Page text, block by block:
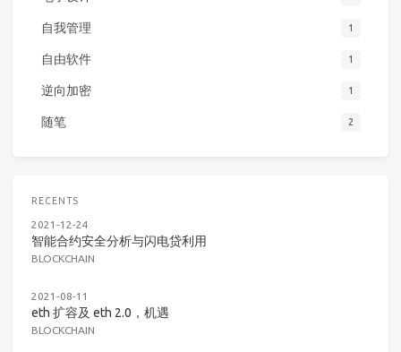
自我管理 1
自由软件 1
逆向加密 1
随笔 2
RECENTS
2021-12-24
智能合约安全分析与闪电贷利用
BLOCKCHAIN
2021-08-11
eth 扩容及 eth 2.0，机遇
BLOCKCHAIN